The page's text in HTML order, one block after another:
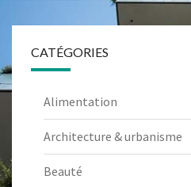
CATÉGORIES
Alimentation
Architecture & urbanisme
Beauté